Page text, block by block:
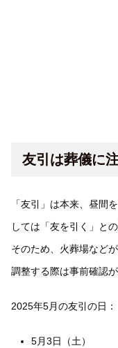
友引は葬儀に
「友引」は本来、昼間
しては「友を引く」と
そのため、火葬場など
調整する際は事前確認が
2025年5月の友引の日：
5月3日（土）